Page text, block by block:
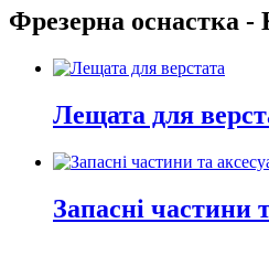
Фрезерна оснастка -
Лещата для
Запасні частини